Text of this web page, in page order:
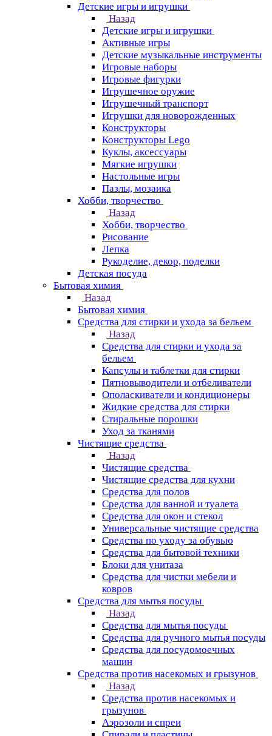
Детские игры и игрушки
Назад
Детские игры и игрушки
Активные игры
Детские музыкальные инструменты
Игровые наборы
Игровые фигурки
Игрушечное оружие
Игрушечный транспорт
Игрушки для новорожденных
Конструкторы
Конструкторы Lego
Куклы, аксессуары
Мягкие игрушки
Настольные игры
Пазлы, мозаика
Хобби, творчество
Назад
Хобби, творчество
Рисование
Лепка
Рукоделие, декор, поделки
Детская посуда
Бытовая химия
Назад
Бытовая химия
Средства для стирки и ухода за бельем
Назад
Средства для стирки и ухода за
бельем
Капсулы и таблетки для стирки
Пятновыводители и отбеливатели
Ополаскиватели и кондиционеры
Жидкие средства для стирки
Стиральные порошки
Уход за тканями
Чистящие средства
Назад
Чистящие средства
Чистящие средства для кухни
Средства для полов
Средства для ванной и туалета
Средства для окон и стекол
Универсальные чистящие средства
Средства по уходу за обувью
Средства для бытовой техники
Блоки для унитаза
Средства для чистки мебели и
ковров
Средства для мытья посуды
Назад
Средства для мытья посуды
Средства для ручного мытья посуды
Средства для посудомоечных
машин
Средства против насекомых и грызунов
Назад
Средства против насекомых и
грызунов
Аэрозоли и спреи